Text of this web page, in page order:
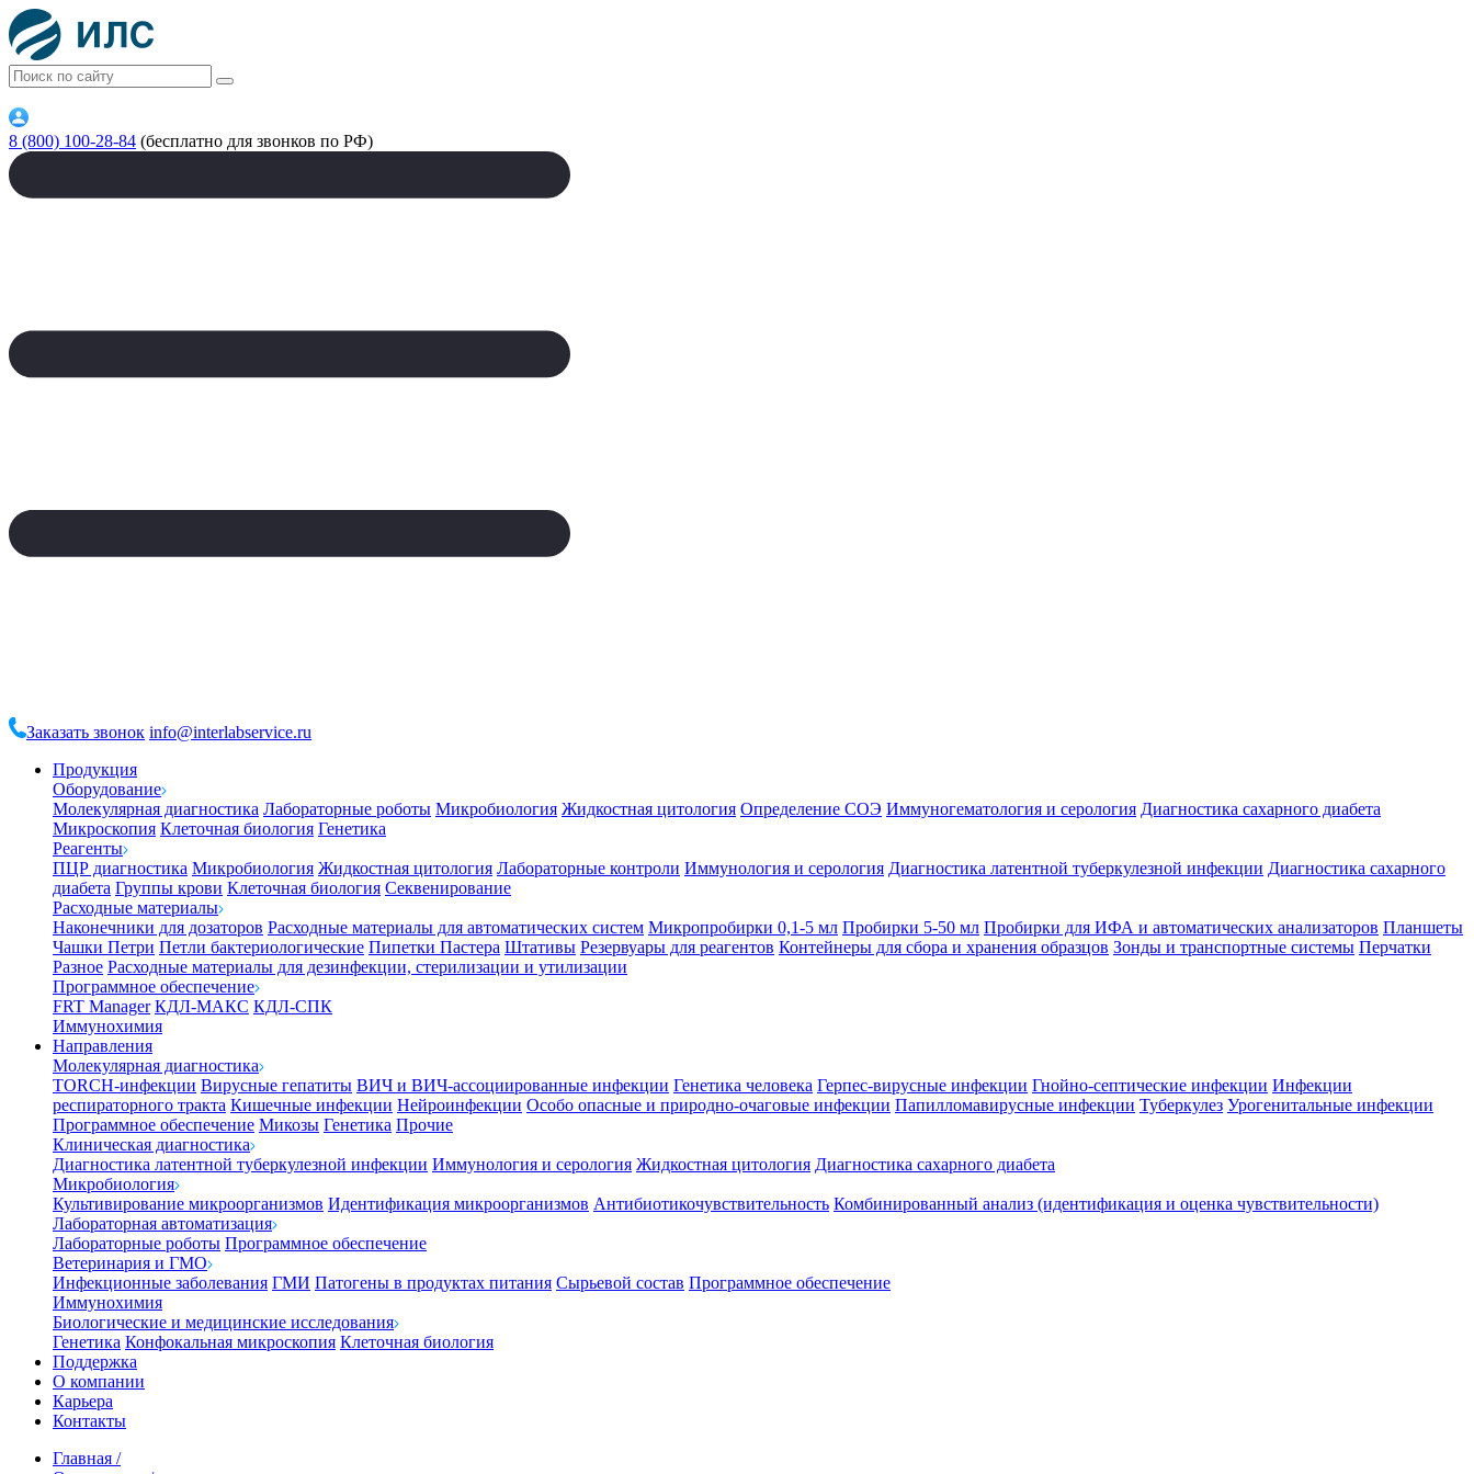
8 (800) 100-28-84 (бесплатно для звонков по РФ)
Заказать звонок info@interlabservice.ru
Продукция
Оборудование
Молекулярная диагностика Лабораторные роботы Микробиология Жидкостная цитология Определение СОЭ Иммуногематология и серология Диагностика сахарного диабета
Микроскопия Клеточная биология Генетика
Реагенты
ПЦР диагностика Микробиология Жидкостная цитология Лабораторные контроли Иммунология и серология Диагностика латентной туберкулезной инфекции Диагностика сахарного
диабета Группы крови Клеточная биология Секвенирование
Расходные материалы
Наконечники для дозаторов Расходные материалы для автоматических систем Микропробирки 0,1-5 мл Пробирки 5-50 мл Пробирки для ИФА и автоматических анализаторов Планшеты
Чашки Петри Петли бактериологические Пипетки Пастера Штативы Резервуары для реагентов Контейнеры для сбора и хранения образцов Зонды и транспортные системы Перчатки
Разное Расходные материалы для дезинфекции, стерилизации и утилизации
Программное обеспечение
FRT Manager КДЛ-МАКС КДЛ-СПК
Иммунохимия
Направления
Молекулярная диагностика
TORCH-инфекции Вирусные гепатиты ВИЧ и ВИЧ-ассоциированные инфекции Генетика человека Герпес-вирусные инфекции Гнойно-септические инфекции Инфекции
респираторного тракта Кишечные инфекции Нейроинфекции Особо опасные и природно-очаговые инфекции Папилломавирусные инфекции Туберкулез Урогенитальные инфекции
Программное обеспечение Микозы Генетика Прочие
Клиническая диагностика
Диагностика латентной туберкулезной инфекции Иммунология и серология Жидкостная цитология Диагностика сахарного диабета
Микробиология
Культивирование микроорганизмов Идентификация микроорганизмов Антибиотикочувствительность Комбинированный анализ (идентификация и оценка чувствительности)
Лабораторная автоматизация
Лабораторные роботы Программное обеспечение
Ветеринария и ГМО
Инфекционные заболевания ГМИ Патогены в продуктах питания Сырьевой состав Программное обеспечение
Иммунохимия
Биологические и медицинские исследования
Генетика Конфокальная микроскопия Клеточная биология
Поддержка
О компании
Карьера
Контакты
Главная /